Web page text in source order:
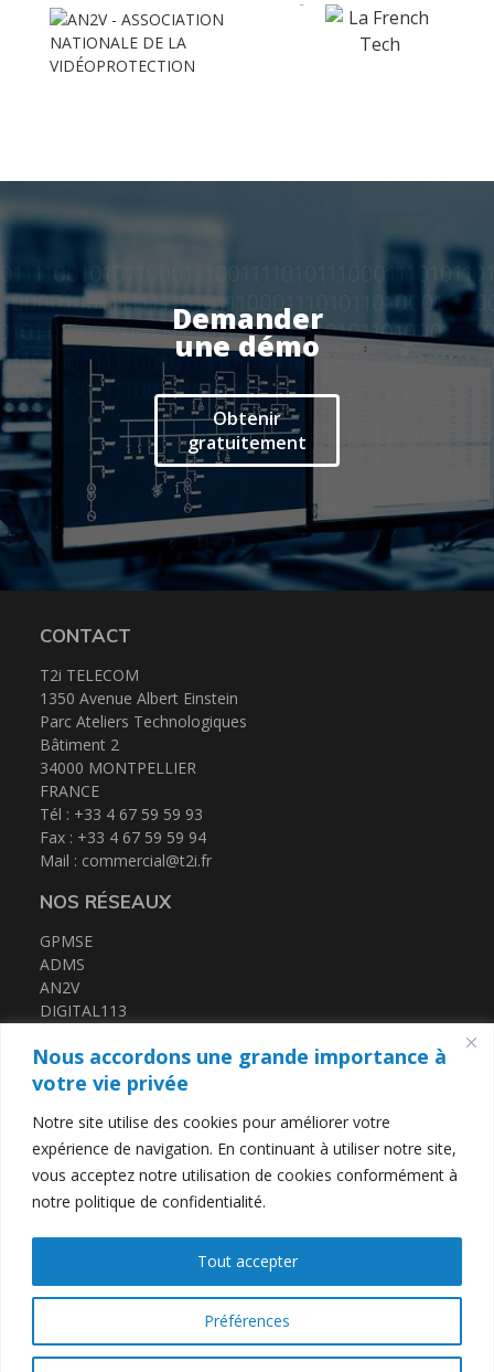
Nous accordons une grande importance à
votre vie privée
Notre site utilise des cookies pour améliorer votre
expérience de navigation. En continuant à utiliser notre site,
vous acceptez notre utilisation de cookies conformément à
notre politique de confidentialité.
Préférences
Tout accepter
Demander
une démo
Obtenir
gratuitement
CONTACT
T2i TELECOM
1350 Avenue Albert Einstein
Parc Ateliers Technologiques
Bâtiment 2
34000 MONTPELLIER
FRANCE
Tél : +33 4 67 59 59 93
Fax : +33 4 67 59 59 94
Mail : commercial@t2i.fr
NOS RÉSEAUX
GPMSE
ADMS
AN2V
DIGITAL113
CERTIFICATIONS
QUALIOPI
DATADOCK
Mentions légales
Politique de confidentialité
Actualités